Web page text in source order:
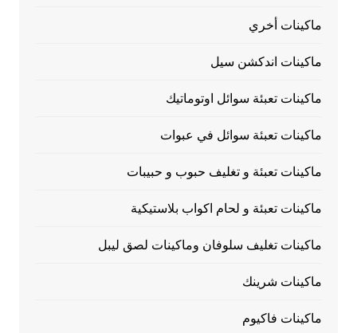
ماكينات أخري
ماكينات اندكشن سيل
ماكينات تعبئة سوائل اوتوماتيك
ماكينات تعبئة سوائل في عبوات
ماكينات تعبئة و تغليف حبوب و حبيبات
ماكينات تعبئة و لحام اكواب بلاستيكية
ماكينات تغليف سلوفان وماكينات لصق ليبل
ماكينات شرينك
ماكينات فاكيوم